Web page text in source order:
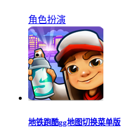
角色扮演
地铁跑酷gg地图切换菜单版